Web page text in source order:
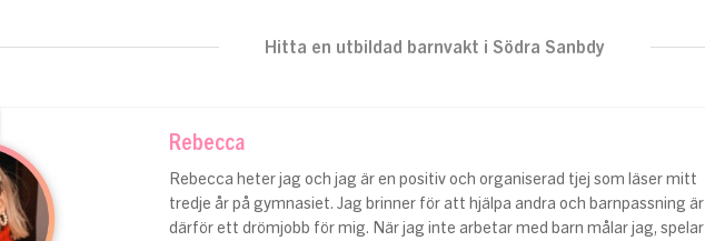
Hitta en utbildad barnvakt i Södra Sanbdy
Rebecca
Rebecca heter jag och jag är en positiv och organiserad tjej som läser mitt
tredje år på gymnasiet. Jag brinner för att hjälpa andra och barnpassning är
därför ett drömjobb för mig. När jag inte arbetar med barn målar jag, spelar